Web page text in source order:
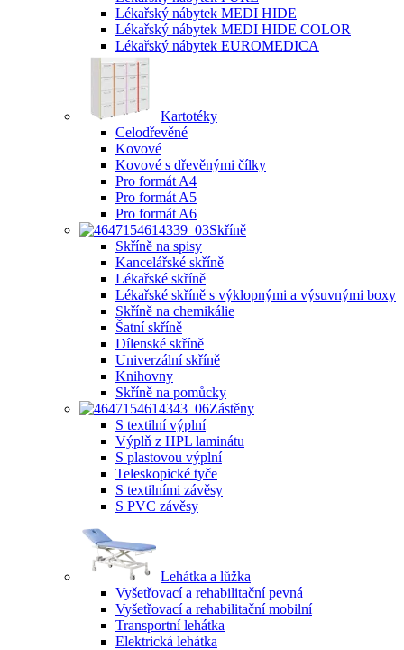
Lékařský nábytek MEDI HIDE
Lékařský nábytek MEDI HIDE COLOR
Lékařský nábytek EUROMEDICA
Kartotéky
Celodřevěné
Kovové
Kovové s dřevěnými čílky
Pro formát A4
Pro formát A5
Pro formát A6
Skříně
Skříně na spisy
Kancelářské skříně
Lékařské skříně
Lékařské skříně s výklopnými a výsuvnými boxy
Skříně na chemikálie
Šatní skříně
Dílenské skříně
Univerzální skříně
Knihovny
Skříně na pomůcky
Zástěny
S textilní výplní
Výplň z HPL laminátu
S plastovou výplní
Teleskopické tyče
S textilními závěsy
S PVC závěsy
Lehátka a lůžka
Vyšetřovací a rehabilitační pevná
Vyšetřovací a rehabilitační mobilní
Transportní lehátka
Elektrická lehátka